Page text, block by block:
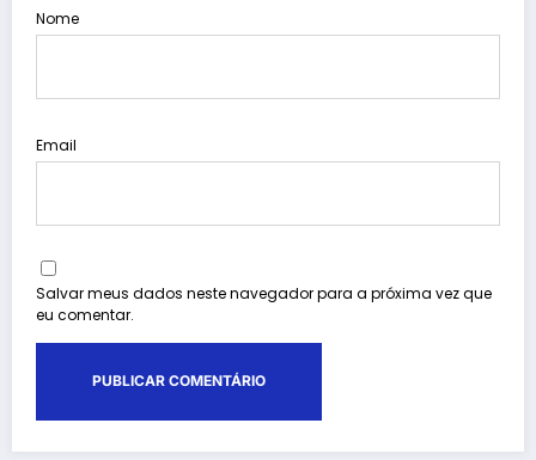
Nome
Email
Salvar meus dados neste navegador para a próxima vez que
eu comentar.